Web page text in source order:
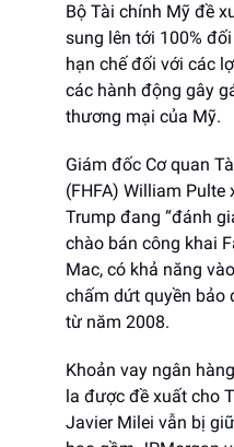
Bộ Tài chính Mỹ đề
sung lên tới 100%
hạn chế đối với các
các hành động gây
thương mại của Mỹ.
Giám đốc Cơ quan
(FHFA) William Pulte
Trump đang “đánh
chào bán công khai
Mac, có khả năng
chấm dứt quyền bảo
từ năm 2008.
Khoản vay ngân
la được đề xuất cho
Javier Milei vẫn bị